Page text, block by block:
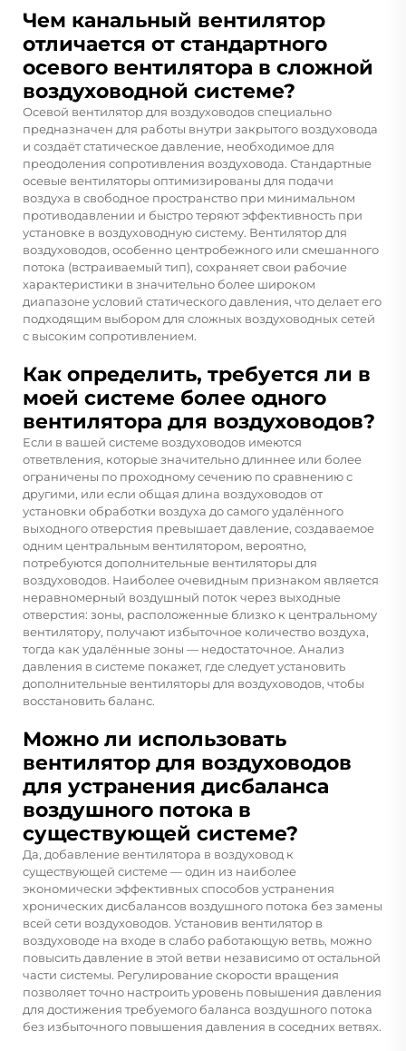
Чем канальный вентилятор
отличается от стандартного
осевого вентилятора в сложной
воздуховодной системе?
Осевой вентилятор для воздуховодов специально
предназначен для работы внутри закрытого воздуховода
и создаёт статическое давление, необходимое для
преодоления сопротивления воздуховода. Стандартные
осевые вентиляторы оптимизированы для подачи
воздуха в свободное пространство при минимальном
противодавлении и быстро теряют эффективность при
установке в воздуховодную систему. Вентилятор для
воздуховодов, особенно центробежного или смешанного
потока (встраиваемый тип), сохраняет свои рабочие
характеристики в значительно более широком
диапазоне условий статического давления, что делает его
подходящим выбором для сложных воздуховодных сетей
с высоким сопротивлением.
Как определить, требуется ли в
моей системе более одного
вентилятора для воздуховодов?
Если в вашей системе воздуховодов имеются
ответвления, которые значительно длиннее или более
ограничены по проходному сечению по сравнению с
другими, или если общая длина воздуховодов от
установки обработки воздуха до самого удалённого
выходного отверстия превышает давление, создаваемое
одним центральным вентилятором, вероятно,
потребуются дополнительные вентиляторы для
воздуховодов. Наиболее очевидным признаком является
неравномерный воздушный поток через выходные
отверстия: зоны, расположенные близко к центральному
вентилятору, получают избыточное количество воздуха,
тогда как удалённые зоны — недостаточное. Анализ
давления в системе покажет, где следует установить
дополнительные вентиляторы для воздуховодов, чтобы
восстановить баланс.
Можно ли использовать
вентилятор для воздуховодов
для устранения дисбаланса
воздушного потока в
существующей системе?
Да, добавление вентилятора в воздуховод к
существующей системе — один из наиболее
экономически эффективных способов устранения
хронических дисбалансов воздушного потока без замены
всей сети воздуховодов. Установив вентилятор в
воздуховоде на входе в слабо работающую ветвь, можно
повысить давление в этой ветви независимо от остальной
части системы. Регулирование скорости вращения
позволяет точно настроить уровень повышения давления
для достижения требуемого баланса воздушного потока
без избыточного повышения давления в соседних ветвях.